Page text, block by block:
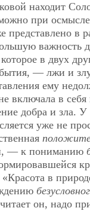
находит
при
представлено в
важность
в двух
— лжи и
ему
включала в
добра и зла.
уже не
— к пониманию
в
он, надо